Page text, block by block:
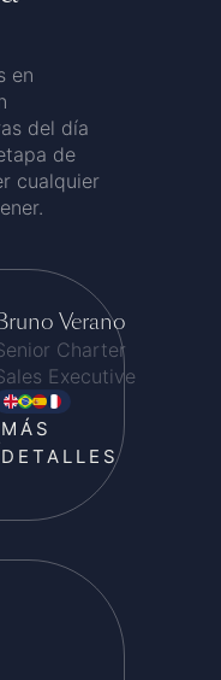
en
del día
de
cualquier
Verano
Charter
Executive
MÁS
DETALLES